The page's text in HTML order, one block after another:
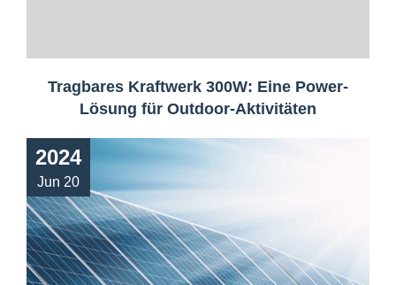
Tragbares Kraftwerk 300W: Eine Power-
Lösung für Outdoor-Aktivitäten
2024
Jun 20